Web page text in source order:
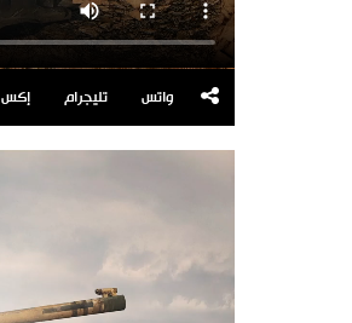
واتس تليجرام إكس